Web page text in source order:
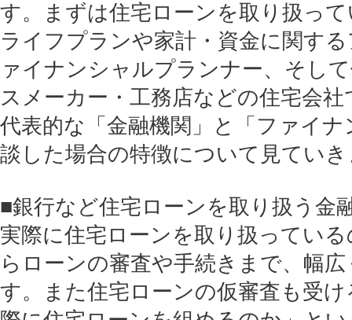
す。まずは住宅ローンを取り扱っ
ライフプランや家計・資金に関す
ァイナンシャルプランナー、そし
スメーカー・工務店などの住宅会
代表的な「金融機関」と「ファイ
談した場合の特徴について見てい
■銀行など住宅ローンを取り扱う金
実際に住宅ローンを取り扱ってい
らローンの審査や手続きまで、幅
す。また住宅ローンの仮審査も受